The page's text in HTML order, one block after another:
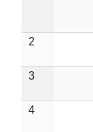
2
3
4